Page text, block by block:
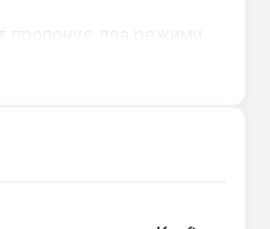
пропонує два режими
комфортної
оптимізуючи